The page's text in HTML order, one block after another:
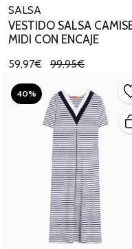
SALSA
VESTIDO SALSA
MIDI CON ENCAJE
59,97€ 99,95€
40%